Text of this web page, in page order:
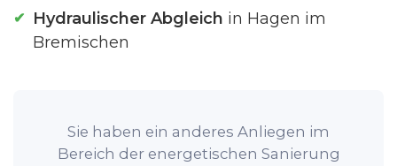
Hydraulischer Abgleich in Hagen im
Bremischen
Sie haben ein anderes Anliegen im
Bereich der energetischen Sanierung